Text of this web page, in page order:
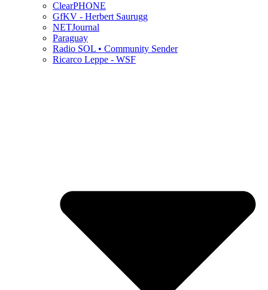
ClearPHONE
GfKV - Herbert Saurugg
NETJournal
Paraguay
Radio SOL • Community Sender
Ricarco Leppe - WSF